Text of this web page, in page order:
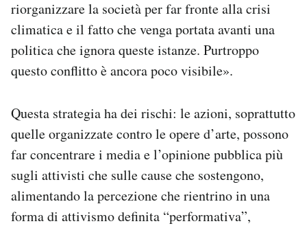
riorganizzare la società per far fronte alla crisi
climatica e il fatto che venga portata avanti una
politica che ignora queste istanze. Purtroppo
questo conflitto è ancora poco visibile».
Questa strategia ha dei rischi: le azioni, soprattutto
quelle organizzate contro le opere d’arte, possono
far concentrare i media e l’opinione pubblica più
sugli attivisti che sulle cause che sostengono,
alimentando la percezione che rientrino in una
forma di attivismo definita “performativa”,